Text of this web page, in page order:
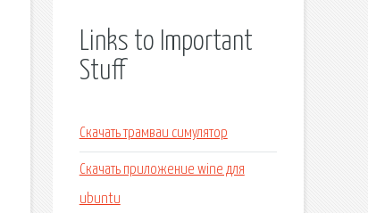
Links to Important
Stuff
Скачать трамваи симулятор
Скачать приложение wine для
ubuntu